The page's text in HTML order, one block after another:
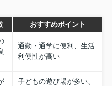
おすすめポイント
通勤・通学に便利、生活
利便性が高い
子どもの遊び場が多い、